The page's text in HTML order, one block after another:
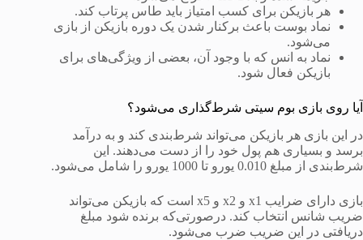
هر بازیکن برای کسب امتیاز باید طاس پرتاب کند.
نماد بوست باعث برکنار شدن یک دوره بازیکن از بازی
می‌شود.
نماد به انس که با وجود آن، بعضی از ویژگی‌های برای
بازیکن فعال شود.
آیا روی بازی بوم سیتی شرط‌گذاری می‌شود؟
در این بازی هر بازیکن می‌تواند شرط‌بندی کند و به درآمد
برسد و بسیاری هم پول خود را از دست می‌دهند. این
شرط‌بندی از مبلغ 0.010 یورو تا 1000 یورو را شامل می‌شود.
بازی دارای ضرایب x1 و x2 و x5 است که بازیکن می‌تواند
ضریب شانس انتخاب کند. درصورتی‌که برنده شود مبلغ
دریافتی در این ضریب ضرب می‌شود.